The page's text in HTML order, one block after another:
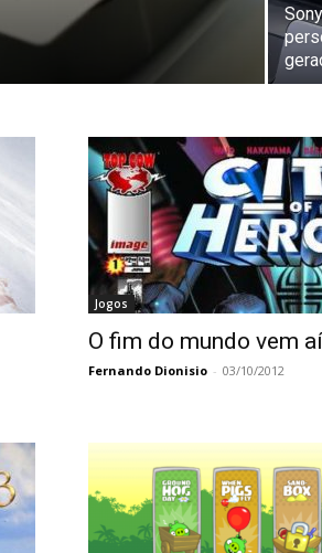
Jogos
O fim do mundo vem aí
Fernando Dionisio - 03/10/2012